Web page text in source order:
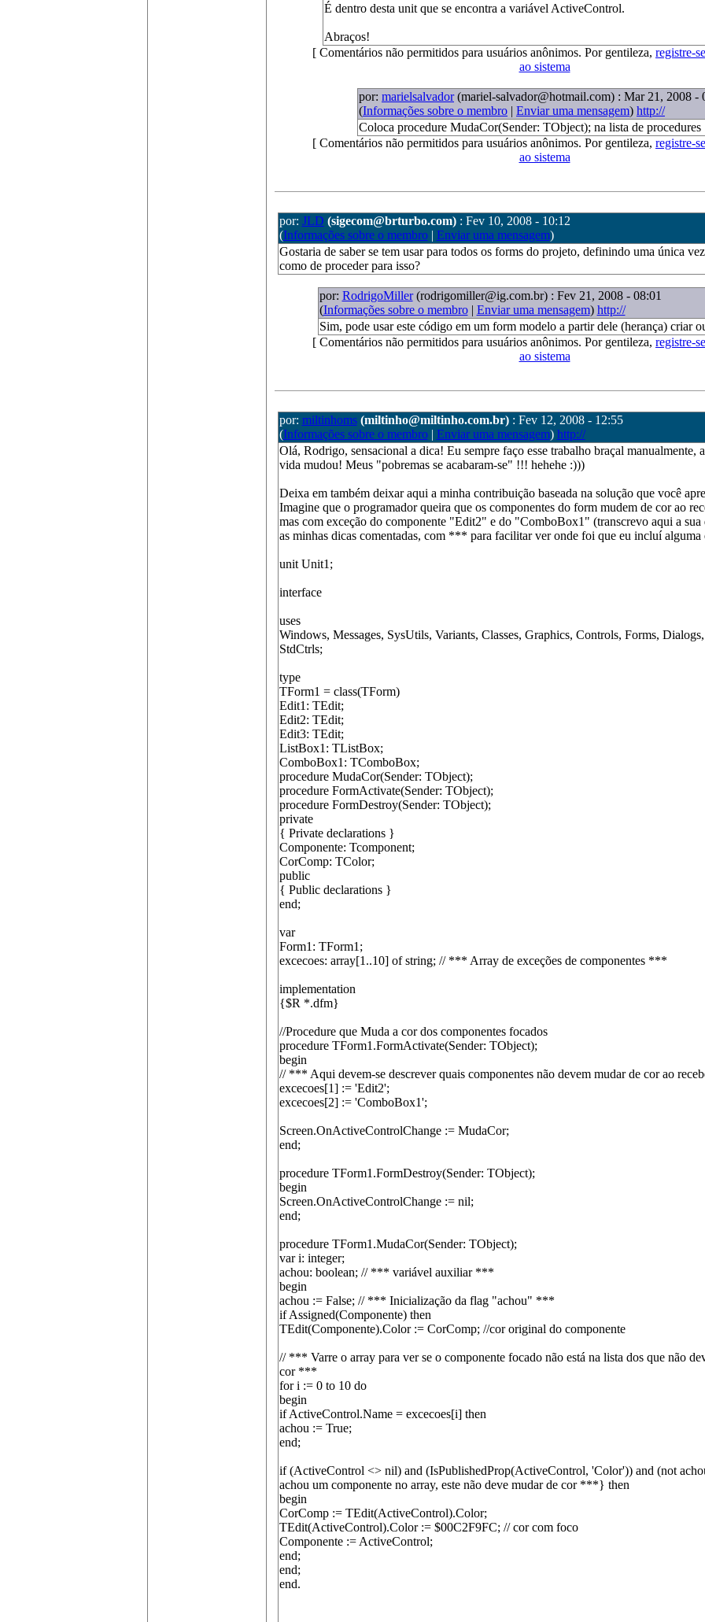
É dentro desta unit que se encontra a variável ActiveControl.
Abraços!
[ Comentários não permitidos para usuários anônimos. Por gentileza, registre-
ao sistema
por: marielsalvador (mariel-salvador@hotmail.com) : Mar 21, 2008 -
(Informações sobre o membro | Enviar uma mensagem) http://
Coloca procedure MudaCor(Sender: TObject); na lista de procedures
[ Comentários não permitidos para usuários anônimos. Por gentileza, registre-
ao sistema
por: JLD (sigecom@brturbo.com) : Fev 10, 2008 - 10:12
(Informações sobre o membro| Enviar uma mensagem)
Gostaria de saber se tem usar para todos os forms do projeto, definindo uma única
como de proceder para isso?
por: RodrigoMiller (rodrigomiller@ig.com.br): Fev 21, 2008 - 08:01
(Informações sobre o membro| Enviar uma mensagem) http://
Sim, pode usar este código em um form modelo a partir dele (herança) criar
[ Comentários não permitidos para usuários anônimos. Por gentileza, registre-
ao sistema
por: miltinhoms (miltinho@miltinho.com.br) : Fev 12, 2008 - 12:55
(Informações sobre o membro| Enviar uma mensagem) http://
Olá, Rodrigo, sensacional a dica! Eu sempre faço esse trabalho braçal manualmente,
vida mudou! Meus "pobremas se acabaram-se" !!! hehehe :)))
Deixa em também deixar aqui a minha contribuição baseada na solução que você
Imagine que o programador queira que os componentes do form mudem de cor ao
mas com exceção do componente "Edit2" e do "ComboBox1" (transcrevo aqui a sua
as minhas dicas comentadas, com *** para facilitar ver onde foi que eu incluí alguma
unit Unit1;
interface
uses
Windows, Messages, SysUtils, Variants, Classes, Graphics, Controls, Forms,
StdCtrls;
type
TForm1 = class(TForm)
Edit1: TEdit;
Edit2: TEdit;
Edit3: TEdit;
ListBox1: TListBox;
ComboBox1: TComboBox;
procedure MudaCor(Sender: TObject);
procedure FormActivate(Sender: TObject);
procedure FormDestroy(Sender: TObject);
private
{ Private declarations }
Componente: Tcomponent;
CorComp: TColor;
public
{ Public declarations }
end;
var
Form1: TForm1;
excecoes: array[1..10] of string; // *** Array de exceções de componentes ***
implementation
{$R *.dfm}
//Procedure que Muda a cor dos componentes focados
procedure TForm1.FormActivate(Sender: TObject);
begin
// *** Aqui devem-se descrever quais componentes não devem mudar de cor ao
excecoes[1] := 'Edit2';
excecoes[2] := 'ComboBox1';
Screen.OnActiveControlChange := MudaCor;
end;
procedure TForm1.FormDestroy(Sender: TObject);
begin
Screen.OnActiveControlChange := nil;
end;
procedure TForm1.MudaCor(Sender: TObject);
var i: integer;
achou: boolean; // *** variável auxiliar ***
begin
achou := False; // *** Inicialização da flag "achou" ***
if Assigned(Componente) then
TEdit(Componente).Color := CorComp; //cor original do componente
// *** Varre o array para ver se o componente focado não está na lista dos que não
cor ***
for i := 0 to 10 do
begin
if ActiveControl.Name = excecoes[i] then
achou := True;
end;
if (ActiveControl <> nil) and (IsPublishedProp(ActiveControl, 'Color')) and (not
achou um componente no array, este não deve mudar de cor ***} then
begin
CorComp := TEdit(ActiveControl).Color;
TEdit(ActiveControl).Color := $00C2F9FC; // cor com foco
Componente := ActiveControl;
end;
end;
end.